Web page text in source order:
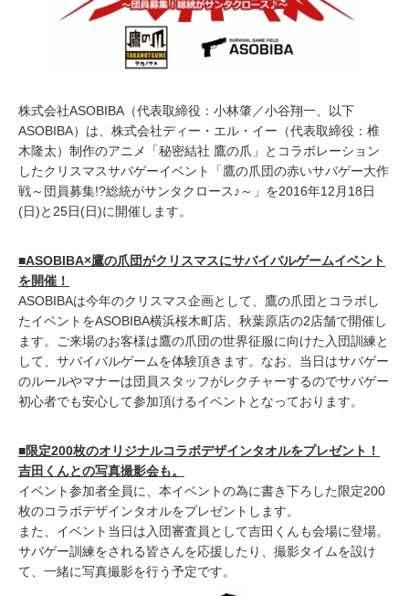
株式会社ASOBIBA（代表取締役：小林肇／小谷翔一、以下
ASOBIBA）は、株式会社ディー・エル・イー（代表取締役：椎
木隆太）制作のアニメ「秘密結社 鷹の爪」とコラボレーション
したクリスマスサバゲーイベント「鷹の爪団の赤いサバゲー大作
戦～団員募集!?総統がサンタクロース♪～」を2016年12月18日
(日)と25日(日)に開催します。
■ASOBIBA×鷹の爪団がクリスマスにサバイバルゲームイベント
を開催！
ASOBIBAは今年のクリスマス企画として、鷹の爪団とコラボし
たイベントをASOBIBA横浜桜木町店、秋葉原店の2店舗で開催し
ます。ご来場のお客様は鷹の爪団の世界征服に向けた入団訓練と
して、サバイバルゲームを体験頂きます。なお、当日はサバゲー
のルールやマナーは団員スタッフがレクチャーするのでサバゲー
初心者でも安心して参加頂けるイベントとなっております。
■限定200枚のオリジナルコラボデザインタオルをプレゼント！
吉田くんとの写真撮影会も。
イベント参加者全員に、本イベントの為に書き下ろした限定200
枚のコラボデザインタオルをプレゼントします。
また、イベント当日は入団審査員として吉田くんも会場に登場。
サバゲー訓練をされる皆さんを応援したり、撮影タイムを設け
て、一緒に写真撮影を行う予定です。